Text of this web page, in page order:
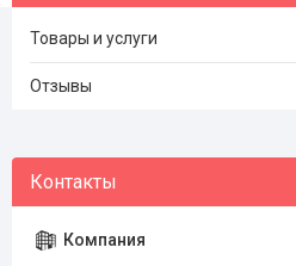
Товары и услуги
Отзывы